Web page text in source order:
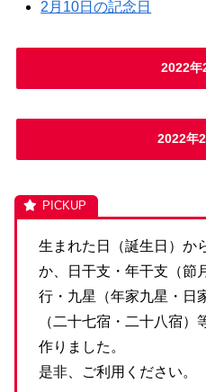
2月10日の記念日
2022年
2022年
生まれた日（誕生日）か
か、日干支・年干支（節
行・九星（年家九星・日
（二十七宿・二十八宿
作りました。
是非、ご利用ください。